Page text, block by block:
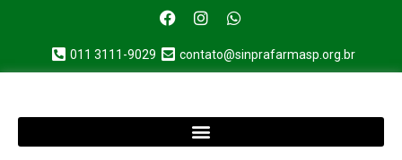
011 3111-9029 contato@sinprafarmasp.org.br